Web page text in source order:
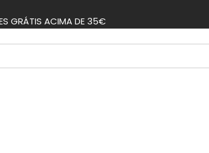
GRÁTIS ACIMA DE 35€